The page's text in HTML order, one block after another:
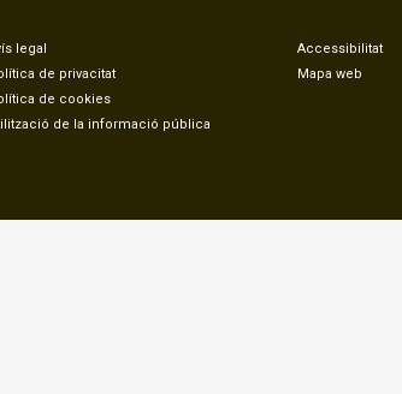
legal
de privacitat
de cookies
de la informació pública
Accessibilitat
Mapa web